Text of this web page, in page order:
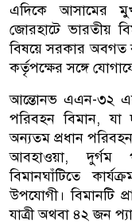
এদিকে আসামের
জোরহাটে ভারতীয়
বিষয়ে সরকার অবগত
কর্তৃপক্ষের সঙ্গে
আন্তোনভ এএন-৩২
পরিবহন বিমান, যা
অন্যতম প্রধান পরিবহন
আবহাওয়া, দুর্গম
বিমানঘাঁটিতে
উপযোগী। বিমানটি
যাত্রী অথবা ৪২ জন